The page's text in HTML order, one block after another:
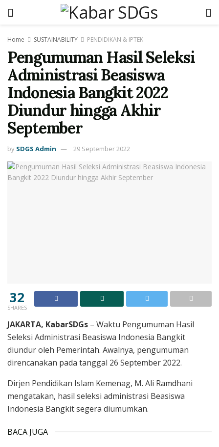
Home SUSTAINABILITY PENDIDIKAN & IPTEK
Pengumuman Hasil Seleksi
Administrasi Beasiswa
Indonesia Bangkit 2022
Diundur hingga Akhir
September
by SDGS Admin 29 September 2022
32
SHARES
JAKARTA, KabarSDGs – Waktu Pengumuman Hasil
Seleksi Administrasi Beasiswa Indonesia Bangkit
diundur oleh Pemerintah. Awalnya, pengumuman
direncanakan pada tanggal 26 September 2022.
Dirjen Pendidikan Islam Kemenag, M. Ali Ramdhani
mengatakan, hasil seleksi administrasi Beasiswa
Indonesia Bangkit segera diumumkan.
BACA JUGA